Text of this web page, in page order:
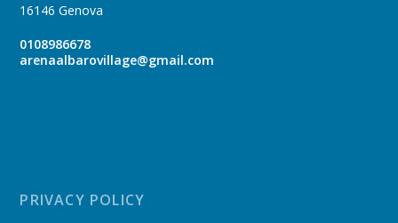
16146 Genova
0108986678
arenaalbarovillage@gmail.com
PRIVACY POLICY